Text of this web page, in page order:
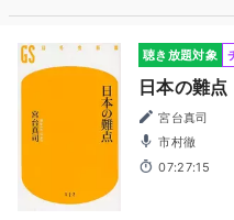
聴き放題対象
日本の難点
宮台真司
市村徹
07:27:15